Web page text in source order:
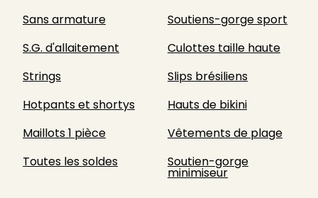
Sans armature
Soutiens-gorge sport
S.G. d'allaitement
Culottes taille haute
Strings
Slips brésiliens
Hotpants et shortys
Hauts de bikini
Maillots 1 pièce
Vêtements de plage
Toutes les soldes
Soutien-gorge
minimiseur